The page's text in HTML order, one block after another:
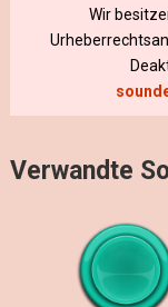
Wir
Verwandte